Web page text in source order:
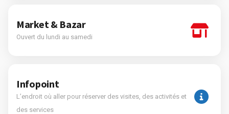
Market & Bazar
Ouvert du lundi au samedi
Infopoint
L’endroit où aller pour réserver des visites, des activités et
des services